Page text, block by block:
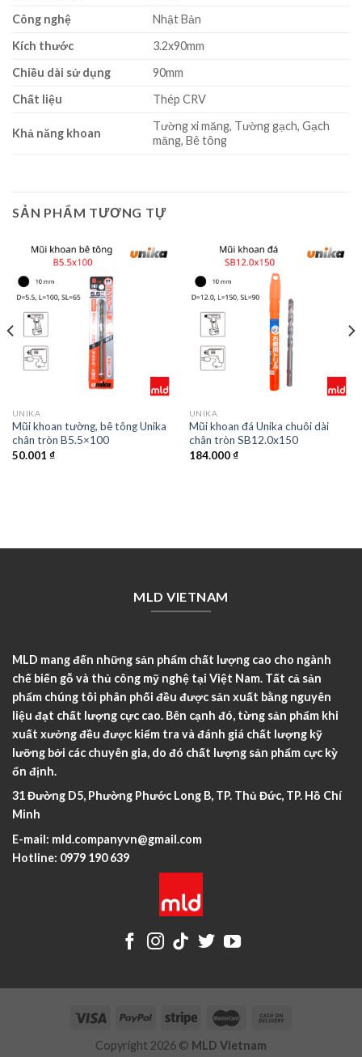
Công nghệ
Nhật Bản
Kích thước
3.2x90mm
Chiều dài sử dụng
90mm
Chất liệu
Thép CRV
Khả năng khoan
Tường xi măng, Tường gạch, Gạch
măng, Bê tông
SẢN PHẨM TƯƠNG TỰ
UNIKA
Mũi khoan tường, bê tông Unika
chân tròn B5.5×100
50.001 ₫
UNIKA
Mũi khoan đá Unika chuôi dài
chân tròn SB12.0x150
184.000₫
MLD VIETNAM
MLD mang đến những sản phẩm chất lượng cao cho ngành
chế biến gỗ và thủ công mỹ nghệ tại Việt Nam. Tất cả sản
phẩm chúng tôi phân phối đều được sản xuất bằng nguyên
liệu đạt chất lượng cực cao. Bên cạnh đó, từng sản phẩm khi
xuất xưởng đều được kiểm tra và đánh giá chất lượng kỹ
lưỡng bởi các chuyên gia, do đó chất lượng sản phẩm cực kỳ
ổn định.
31 Đường D5, Phường Phước Long B, TP. Thủ Đức, TP. Hồ Chí
Minh
E-mail: mld.companyvn@gmail.com
Hotline: 0979 190 639
Copyright 2026 © MLD Vietnam